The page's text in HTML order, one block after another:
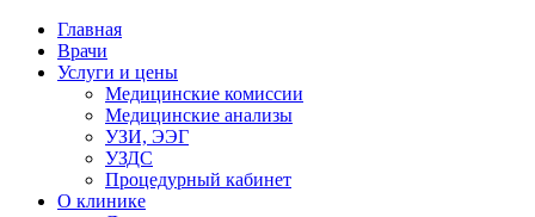
Главная
Врачи
Услуги и цены
Медицинские комиссии
Медицинские анализы
УЗИ, ЭЭГ
УЗДС
Процедурный кабинет
О клинике